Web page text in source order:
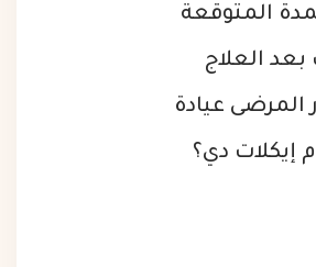
المتوقعة
بعد العلاج
المرضى عيادة
إيكلات دي؟